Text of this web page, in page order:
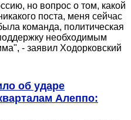
но вопрос о том, какой
поста, меня сейчас
команда, политическая
необходимым
- заявил Ходорковский
об ударе
Алеппо: